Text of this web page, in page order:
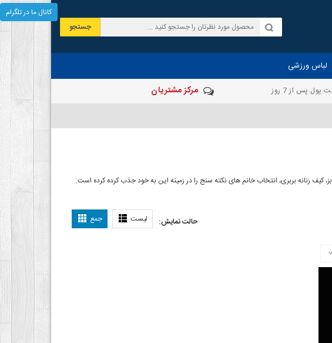
جستجو
لباس ورزشی
پس از 7 روز مرکز مشتریان
کیف زنانه بربری، انتخاب خانم های نکته سنج را در زمینه این به خود جذب کرده کرده است.
حالت نمایش: لیست جمع
کانال ما در تلگرام